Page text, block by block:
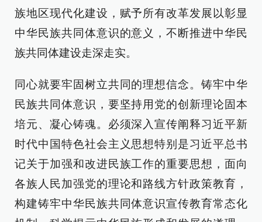
族地区现代化建设，赋予所有改革发展以彰显
中华民族共同体意识的意义，不断推进中华民
族共同体建设走深走实。
同心就要牢固树立共同的理想信念。铸牢中华
民族共同体意识，要坚持用党的创新理论固本
培元、凝心铸魂。必须深入宣传阐释习近平新
时代中国特色社会主义思想特别是习近平总书
记关于加强和改进民族工作的重要思想，面向
各族人民加强党的理论和路线方针政策教育，
构建铸牢中华民族共同体意识宣传教育常态化